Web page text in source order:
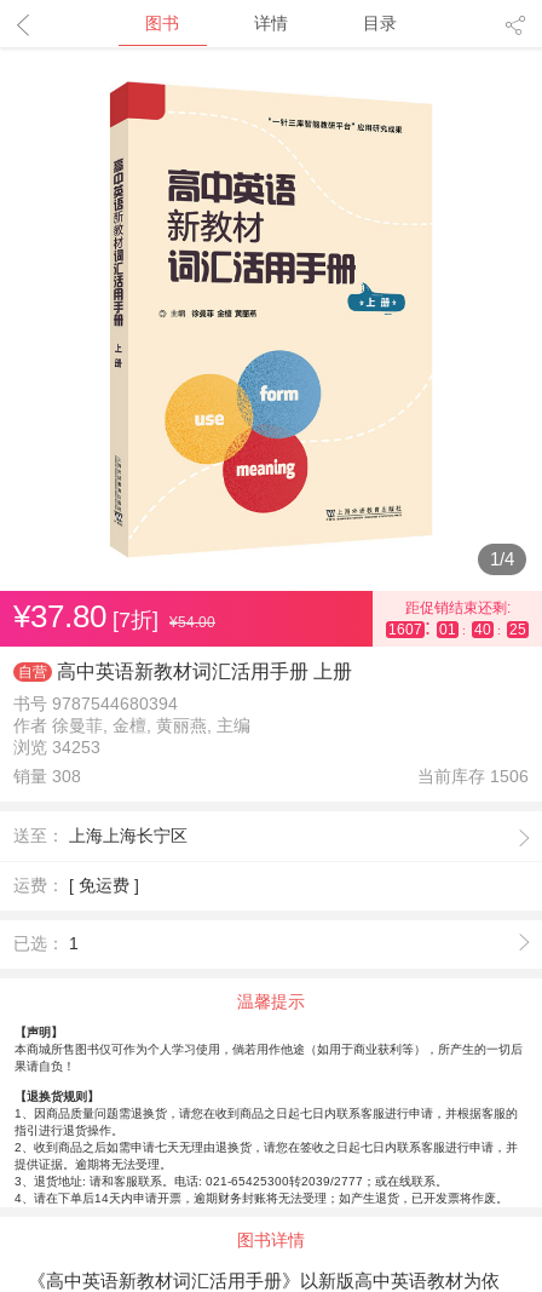
图书 详情 目录
1/4
¥37.80 [7折] ¥54.00
距促销结束还剩:
1607 : 01 : 40 : 25
自营 高中英语新教材词汇活用手册 上册
书号 9787544680394
作者 徐曼菲, 金檀, 黄丽燕, 主编
浏览 34253
销量 308
当前库存 1506
送至： 上海上海长宁区
运费： [ 免运费 ]
已选： 1
温馨提示
【声明】
本商城所售图书仅可作为个人学习使用，倘若用作他途（如用于商业获利等），所产生的一切后
果请自负！
【退换货规则】
1、因商品质量问题需退换货，请您在收到商品之日起七日内联系客服进行申请，并根据客服的
指引进行退货操作。
2、收到商品之后如需申请七天无理由退换货，请您在签收之日起七日内联系客服进行申请，并
提供证据。逾期将无法受理。
3、退货地址: 请和客服联系。电话: 021-65425300转2039/2777；或在线联系。
4、请在下单后14天内申请开票，逾期财务封账将无法受理；如产生退货，已开发票将作废。
图书详情
《高中英语新教材词汇活用手册》以新版高中英语教材为依